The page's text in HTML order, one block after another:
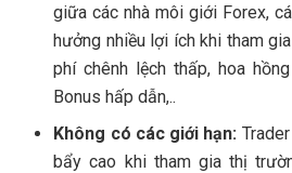
giữa các nhà môi giới Forex,
hưởng nhiều lợi ích khi tham
phí chênh lệch thấp, hoa
Bonus hấp dẫn,..
Không có các giới hạn:
bẩy cao khi tham gia thị